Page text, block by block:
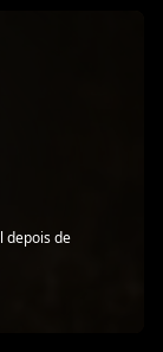
depois de